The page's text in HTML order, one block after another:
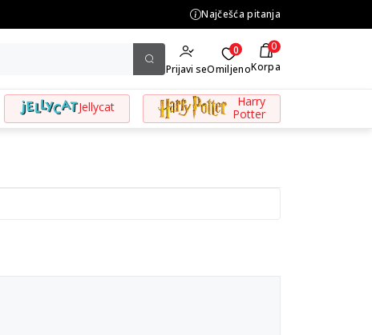
ISPORUKA za porudžbine preko 3.500,00 din
Najčešća pitanja
Prijavi se
0
Omiljeno
0
Korpa
Jellycat
Harry
Potter